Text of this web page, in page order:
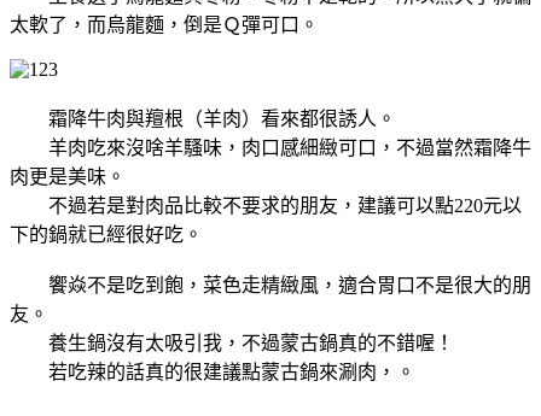
太軟了，而烏龍麵，倒是Ｑ彈可口。
霜降牛肉與羶根（羊肉）看來都很誘人。
羊肉吃來沒啥羊騷味，肉口感細緻可口，不過當然霜降牛
肉更是美味。
不過若是對肉品比較不要求的朋友，建議可以點220元以
下的鍋就已經很好吃。
饗焱不是吃到飽，菜色走精緻風，適合胃口不是很大的朋
友。
養生鍋沒有太吸引我，不過蒙古鍋真的不錯喔！
若吃辣的話真的很建議點蒙古鍋來涮肉，
。